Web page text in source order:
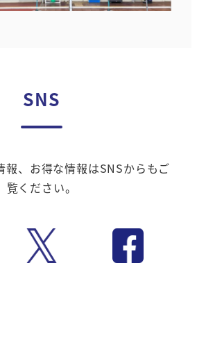
SNS
報、お得な情報はSNSからもご
覧ください。